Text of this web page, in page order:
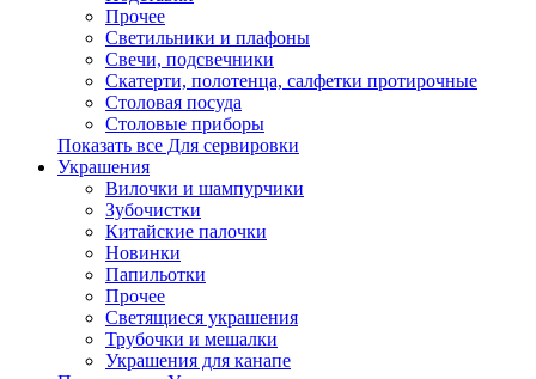
Прочее
Светильники и плафоны
Свечи, подсвечники
Скатерти, полотенца, салфетки протирочные
Столовая посуда
Столовые приборы
Показать все Для сервировки
Украшения
Вилочки и шампурчики
Зубочистки
Китайские палочки
Новинки
Папильотки
Прочее
Светящиеся украшения
Трубочки и мешалки
Украшения для канапе